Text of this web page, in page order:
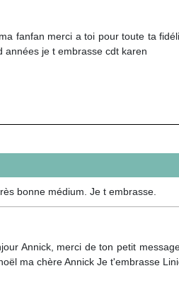
fanfan merci a toi pour toute ta
années je t embrasse cdt karen
bonne médium. Je t embrasse.
Annick, merci de ton petit
ma chère Annick Je t'embrasse